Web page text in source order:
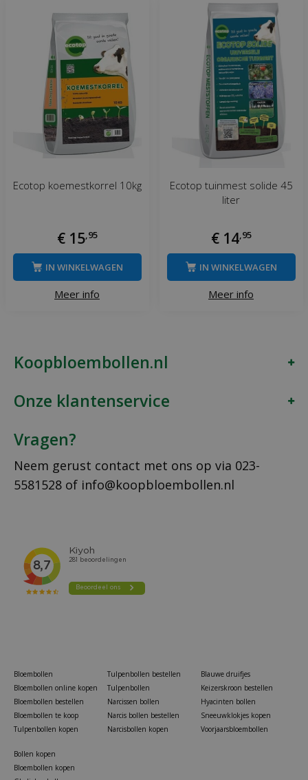
Ecotop koemestkorrel 10kg
€ 15 95
Meer info
IN WINKELWAGEN
Ecotop tuinmest solide 45
liter
€ 14 95
Meer info
IN WINKELWAGEN
Koopbloembollen.nl
Onze klantenservice
Vragen?
Neem gerust contact met ons op via 023-
5581528 of info@koopbloembollen.nl
Bloembollen
Bloembollen online kopen
Bloembollen bestellen
Bloembollen te koop
Tulpenbollen kopen
Tulpenbollen bestellen
Tulpenbollen
Narcissen bollen
Narcis bollen bestellen
Narcisbollen kopen
Blauwe druifjes
Keizerskroon bestellen
Hyacinten bollen
Sneeuwklokjes kopen
Voorjaarsbloembollen
Bollen kopen
Bloembollen kopen